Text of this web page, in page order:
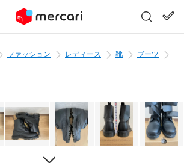
ファッション レディース 靴
ブーツ